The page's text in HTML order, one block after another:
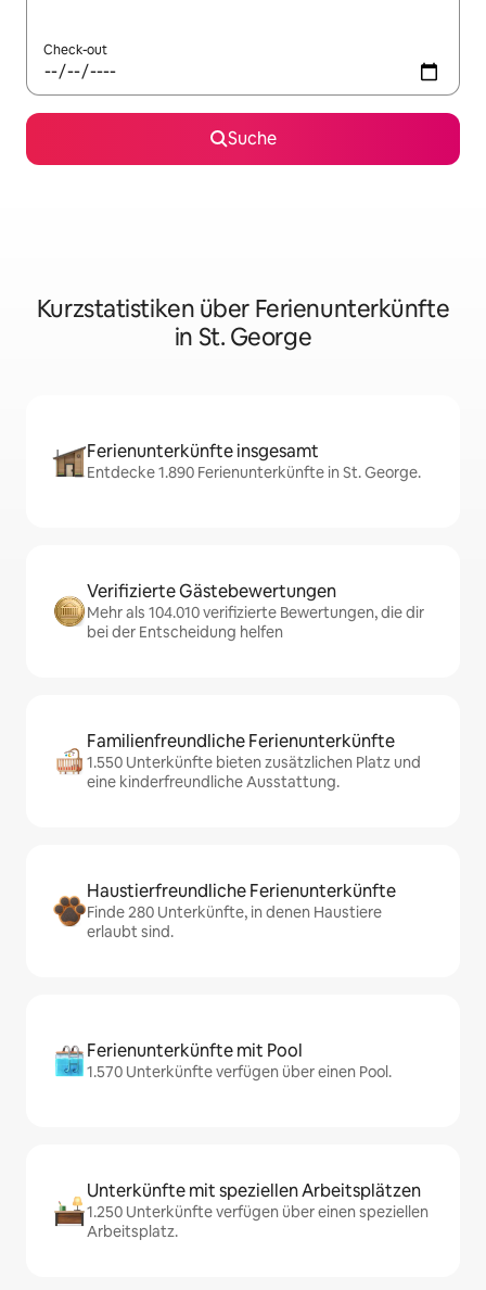
Check-out
Suche
Kurzstatistiken über Ferienunterkünfte
in St. George
Ferienunterkünfte insgesamt
Entdecke 1.890 Ferienunterkünfte in St. George.
Verifizierte Gästebewertungen
Mehr als 104.010 verifizierte Bewertungen, die dir
bei der Entscheidung helfen
Familienfreundliche Ferienunterkünfte
1.550 Unterkünfte bieten zusätzlichen Platz und
eine kinderfreundliche Ausstattung.
Haustierfreundliche Ferienunterkünfte
Finde 280 Unterkünfte, in denen Haustiere
erlaubt sind.
Ferienunterkünfte mit Pool
1.570 Unterkünfte verfügen über einen Pool.
Unterkünfte mit speziellen Arbeitsplätzen
1.250 Unterkünfte verfügen über einen speziellen
Arbeitsplatz.